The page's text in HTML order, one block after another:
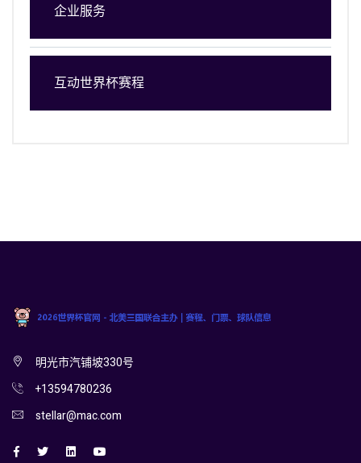
企业服务
互动世界杯赛程
明光市汽铺坡330号
+13594780236
stellar@mac.com